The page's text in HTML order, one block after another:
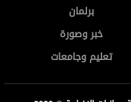
برلمان
خبر وصورة
تعليم وجامعات